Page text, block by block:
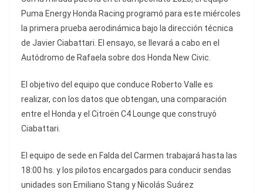
Puma Energy Honda Racing programó para este miércoles
la primera prueba aerodinámica bajo la dirección técnica
de Javier Ciabattari. El ensayo, se llevará a cabo en el
Autódromo de Rafaela sobre dos Honda New Civic.
El objetivo del equipo que conduce Roberto Valle es
realizar, con los datos que obtengan, una comparación
entre el Honda y el Citroën C4 Lounge que construyó
Ciabattari.
El equipo de sede en Falda del Carmen trabajará hasta las
18:00 hs. y los pilotos encargados para conducir sendas
unidades son Emiliano Stang y Nicolás Suárez